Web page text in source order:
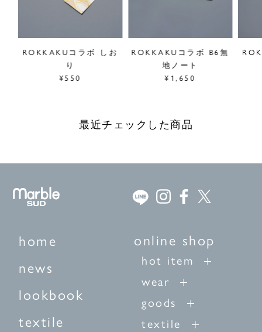
ROKKAKUコラボ しお
り
¥550
ROKKAKUコラボ B6無
地ノート
¥1,650
最近チェックした商品
home
news
lookbook
textile
online shop
hot item
wear
goods
textile